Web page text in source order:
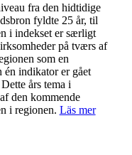
fra den hidtidige
fyldte 25 år, til
i indekset er særligt
på tværs af
som en
én indikator er gået
års tema i
den kommende
i regionen. Läs mer